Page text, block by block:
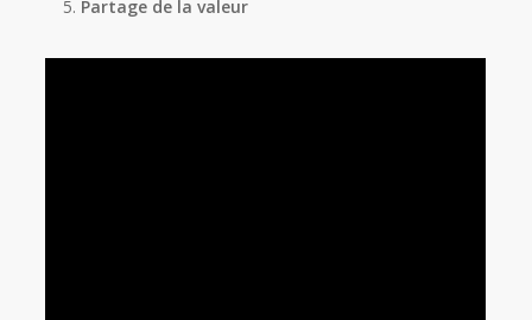
Partage de la valeur